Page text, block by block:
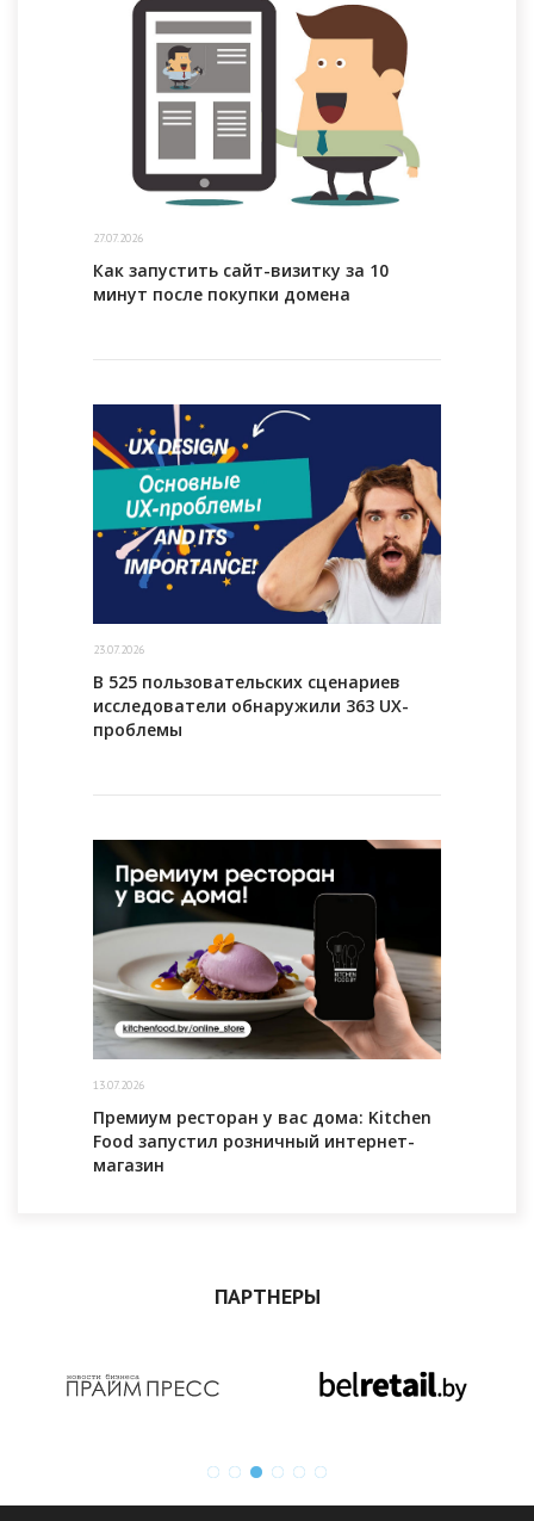
27.07.2026
Как запустить сайт-визитку за 10
минут после покупки домена
23.07.2026
В 525 пользовательских сценариев
исследователи обнаружили 363 UX-
проблемы
13.07.2026
Премиум ресторан у вас дома: Kitchen
Food запустил розничный интернет-
магазин
ПАРТНЕРЫ